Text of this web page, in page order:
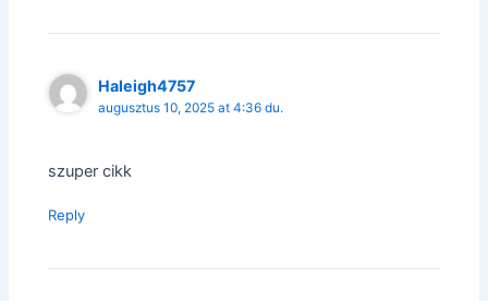
Haleigh4757
augusztus 10, 2025 at 4:36 du.
szuper cikk
Reply